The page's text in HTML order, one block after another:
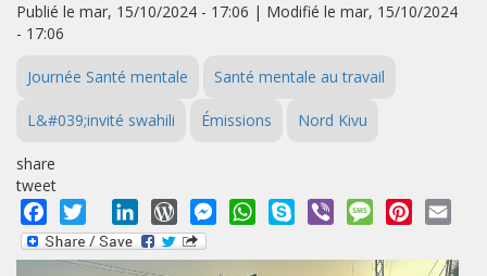
Publié le mar, 15/10/2024 - 17:06 | Modifié le mar, 15/10/2024
- 17:06
Journée Santé mentale Santé mentale au travail
L&#039;invité swahili Émissions Nord Kivu
share
tweet
Facebook
Twitter LinkedInWordPressMessengerWhatsApp
Skype Viber MessagePinterest